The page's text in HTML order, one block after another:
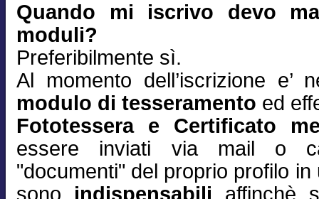
Quando mi iscrivo devo
moduli?
Preferibilmente sì.
Al momento dell’iscrizione e’
modulo di tesseramento ed
Fototessera e Certificato
essere inviati via mail o
"documenti" del proprio profilo
sono indispensabili affinchè